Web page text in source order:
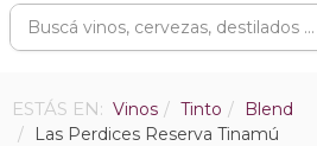
ESTÁS EN: Vinos Tinto
Blend
Las Perdices Reserva Tinamú